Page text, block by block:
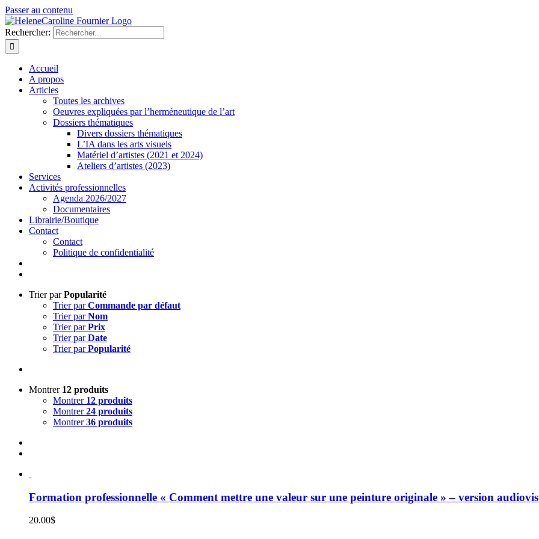
Passer au contenu
Rechercher:
Accueil
A propos
Articles
Toutes les archives
Oeuvres expliquées par l’herméneutique de l’art
Dossiers thématiques
Divers dossiers thématiques
L’IA dans les arts visuels
Matériel d’artistes (2021 et 2024)
Ateliers d’artistes (2023)
Services
Activités professionnelles
Agenda 2026/2027
Documentaires
Librairie/Boutique
Contact
Contact
Politique de confidentialité
Trier parPopularité
Trier parCommande par défaut
Trier parNom
Trier parPrix
Trier parDate
Trier parPopularité
Montrer 12 produits
Montrer 12 produits
Montrer24 produits
Montrer36 produits
Formation professionnelle « Comment mettre une valeur sur une peinture originale » – version
20.00$